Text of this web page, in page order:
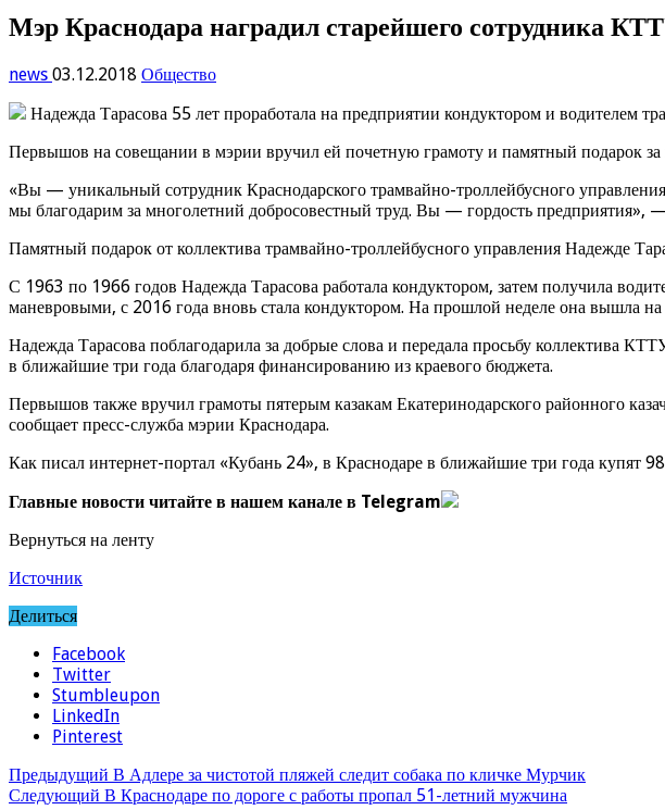
Мэр Краснодара наградил старейшего сотрудника
news 03.12.2018 Общество
Надежда Тарасова 55 лет проработала на предприятии кондуктором и водителем
Первышов на совещании в мэрии вручил ей почетную грамоту и памятный подарок
«Вы — уникальный сотрудник Краснодарского трамвайно-троллейбусного
мы благодарим за многолетний добросовестный труд. Вы — гордость предприятия», —
Памятный подарок от коллектива трамвайно-троллейбусного управления Надежде
С 1963 по 1966 годов Надежда Тарасова работала кондуктором, затем получила
маневровыми, с 2016 года вновь стала кондуктором. На прошлой неделе она вышла
Надежда Тарасова поблагодарила за добрые слова и передала просьбу коллектива
в ближайшие три года благодаря финансированию из краевого бюджета.
Первышов также вручил грамоты пятерым казакам Екатеринодарского районного
сообщает пресс-служба мэрии Краснодара.
Как писал интернет-портал «Кубань 24», в Краснодаре в ближайшие три года купят
Главные новости читайте в нашем канале в Telegram
Вернуться на ленту
Источник
Делиться
Facebook
Twitter
Stumbleupon
LinkedIn
Pinterest
Предыдущий В Адлере за чистотой пляжей следит собака по кличке Мурчик
Следующий В Краснодаре по дороге с работы пропал 51-летний мужчина